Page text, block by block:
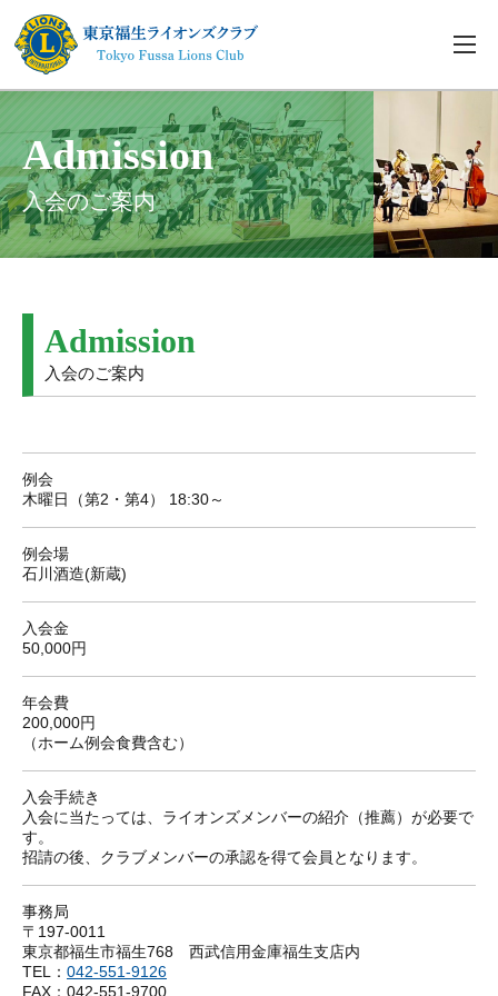
Admission
入会のご案内
Admission
入会のご案内
例会
木曜日（第2・第4） 18:30～
例会場
石川酒造(新蔵)
入会金
50,000円
年会費
200,000円
（ホーム例会食費含む）
入会手続き
入会に当たっては、ライオンズメンバーの紹介（推薦）が必要で
す。
招請の後、クラブメンバーの承認を得て会員となります。
事務局
〒197-0011
東京都福生市福生768 西武信用金庫福生支店内
TEL： 042-551-9126
FAX：042-551-9700